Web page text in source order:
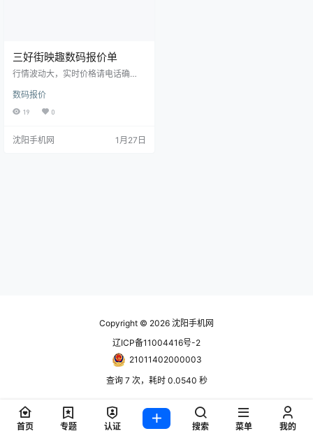
三好街映趣数码报价单
行情波动大，实时价格请电话确
新业务，修手机！ 15524468880微
信同步，15674294444微信同步 沈
站更新！ www.024hh.com 微信公
数码报价
19 0
沈阳手机网 1月27日
Copyright © 2026 沈阳手机网
辽ICP备11004416号-2
21011402000003
查询 7 次，耗时 0.0540 秒
首页 专题 认证 搜索 菜单 我的